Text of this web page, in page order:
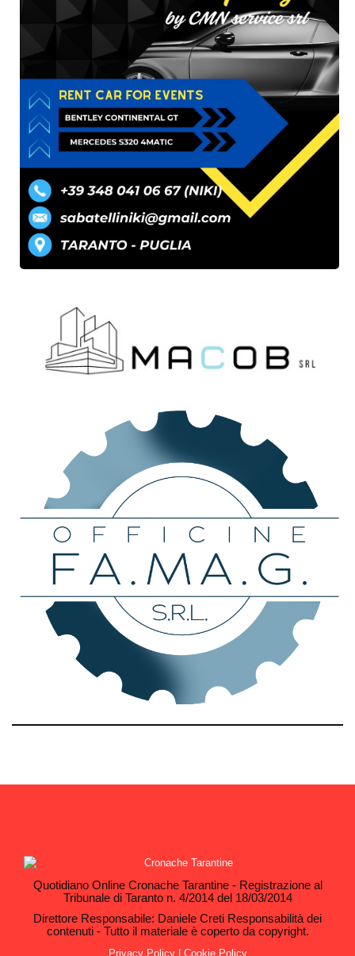
Quotidiano Online Cronache Tarantine - Registrazione al
Tribunale di Taranto n. 4/2014 del 18/03/2014
Direttore Responsabile: Daniele Creti Responsabilità dei
contenuti - Tutto il materiale è coperto da copyright.
Privacy Policy| Cookie Policy